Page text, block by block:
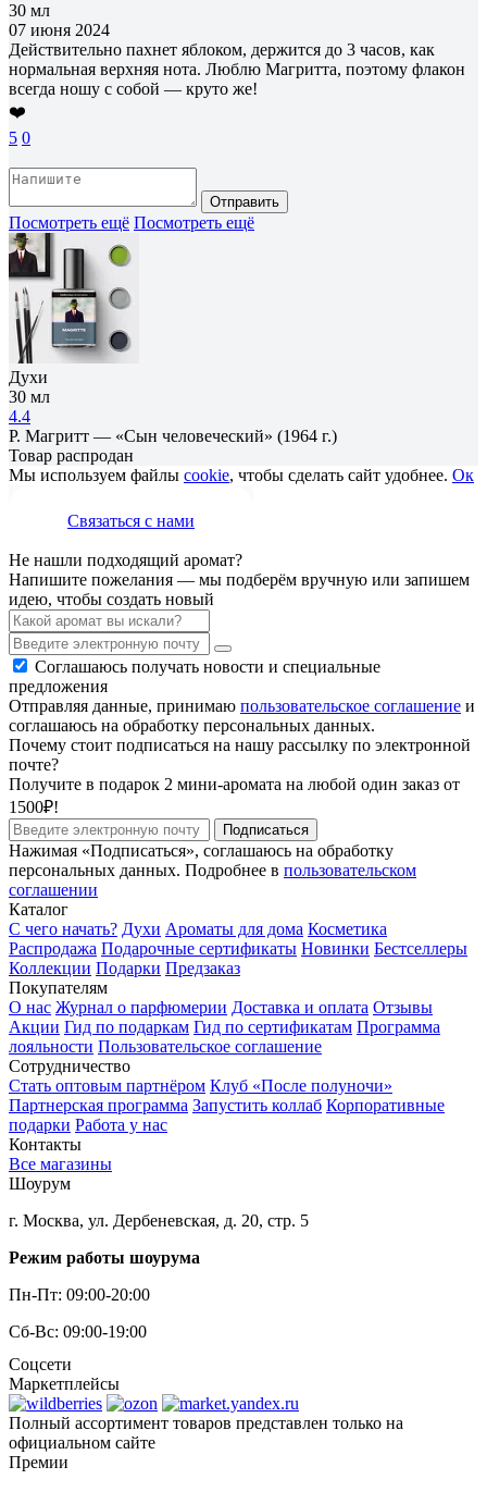
30 мл
07 июня 2024
Действительно пахнет яблоком, держится до 3 часов, как
нормальная верхняя нота. Люблю Магритта, поэтому флакон
всегда ношу с собой — круто же!
❤️
5 0
Отправить
Посмотреть ещё Посмотреть ещё
Духи
30 мл
4.4
Р. Магритт — «Сын человеческий» (1964 г.)
Товар распродан
Мы используем файлы cookie, чтобы сделать сайт удобнее. Ок
Связаться с нами
Не нашли подходящий аромат?
Напишите пожелания — мы подберём вручную или запишем
идею, чтобы создать новый
Соглашаюсь получать новости и специальные
предложения
Отправляя данные, принимаю пользовательское соглашение и
соглашаюсь на обработку персональных данных.
Почему стоит подписаться на нашу рассылку по электронной
почте?
Получите в подарок 2 мини-аромата на любой один заказ от
1500₽!
Подписаться
Нажимая «Подписаться», соглашаюсь на обработку
персональных данных. Подробнее в пользовательском
соглашении
Каталог
С чего начать? Духи Ароматы для дома Косметика
Распродажа Подарочные сертификаты Новинки Бестселлеры
Коллекции Подарки Предзаказ
Покупателям
О нас Журнал о парфюмерии Доставка и оплата Отзывы
Акции Гид по подаркам Гид по сертификатам Программа
лояльности Пользовательское соглашение
Сотрудничество
Стать оптовым партнёром Клуб «После полуночи»
Партнерская программа Запустить коллаб Корпоративные
подарки Работа у нас
Контакты
Все магазины
Шоурум
г. Москва, ул. Дербеневская, д. 20, стр. 5
Режим работы шоурума
Пн-Пт: 09:00-20:00
Сб-Вс: 09:00-19:00
Соцсети
Маркетплейсы
Полный ассортимент товаров представлен только на
официальном сайте
Премии